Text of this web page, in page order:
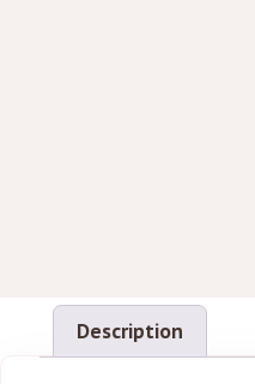
Description